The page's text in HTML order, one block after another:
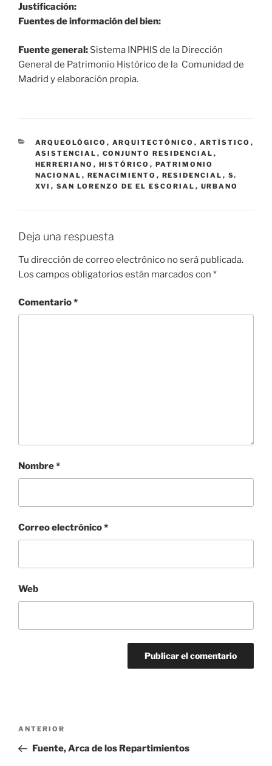
Justificación:
Fuentes de información del bien:
Fuente general: Sistema INPHIS de la Dirección
General de Patrimonio Histórico de la Comunidad de
Madrid y elaboración propia.
CATEGORÍAS
ARQUEOLÓGICO , ARQUITECTÓNICO , ARTÍSTICO ,
ASISTENCIAL , CONJUNTO RESIDENCIAL ,
HERRERIANO , HISTÓRICO , PATRIMONIO
NACIONAL , RENACIMIENTO , RESIDENCIAL , S.
XVI , SAN LORENZO DE EL ESCORIAL , URBANO
Deja una respuesta
Tu dirección de correo electrónico no será publicada.
Los campos obligatorios están marcados con *
Comentario*
Nombre*
Correo electrónico*
Web
Navegación
entradas
Entrada
anterior:
ANTERIOR
Fuente, Arca de los Repartimientos